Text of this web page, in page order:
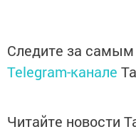
Следите за
Telegram-канале
Читайте новости